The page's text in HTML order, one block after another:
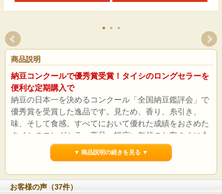
商品説明
納豆コンクールで優秀賞受賞！タイシのロングセラーを
便利な定期購入で
納豆の日本一を決めるコンクール「全国納豆鑑評会」で
優秀賞を受賞した逸品です。見ため、香り、糸引き、
味、そして食感。すべてにおいて優れた成績をおさめた
タイシのロングセラー商品。幅広い年代のお客さまに永
年ご愛顧いただいている伝統の納豆です。
国内で栽培された、質の良い中粒大豆を使用し、やわら
かでねばりの強い納豆に仕上げました。大豆本来の美味
▼ 商品説明の続きを見る ▼
お客様の声（37件）